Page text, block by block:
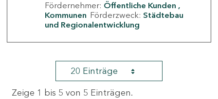
Fördernehmer: Öffentliche Kunden
Kommunen Förderzweck: Städtebau
und Regionalentwicklung
20 Einträge
Zeige 1 bis 5 von 5 Einträgen.